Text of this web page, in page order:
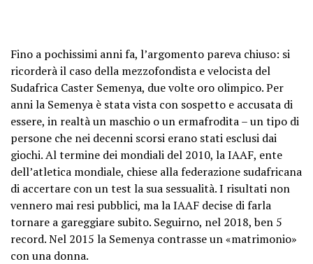
Fino a pochissimi anni fa, l’argomento pareva chiuso: si
ricorderà il caso della mezzofondista e velocista del
Sudafrica Caster Semenya, due volte oro olimpico. Per
anni la Semenya è stata vista con sospetto e accusata di
essere, in realtà un maschio o un ermafrodita – un tipo di
persone che nei decenni scorsi erano stati esclusi dai
giochi. Al termine dei mondiali del 2010, la IAAF, ente
dell’atletica mondiale, chiese alla federazione sudafricana
di accertare con un test la sua sessualità. I risultati non
vennero mai resi pubblici, ma la IAAF decise di farla
tornare a gareggiare subito. Seguirno, nel 2018, ben 5
record. Nel 2015 la Semenya contrasse un «matrimonio»
con una donna.